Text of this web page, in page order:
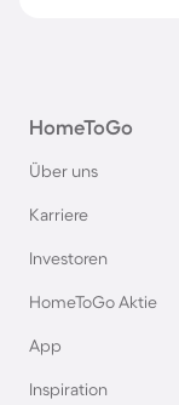
HomeToGo
Über uns
Karriere
Investoren
HomeToGo Aktie
App
Inspiration